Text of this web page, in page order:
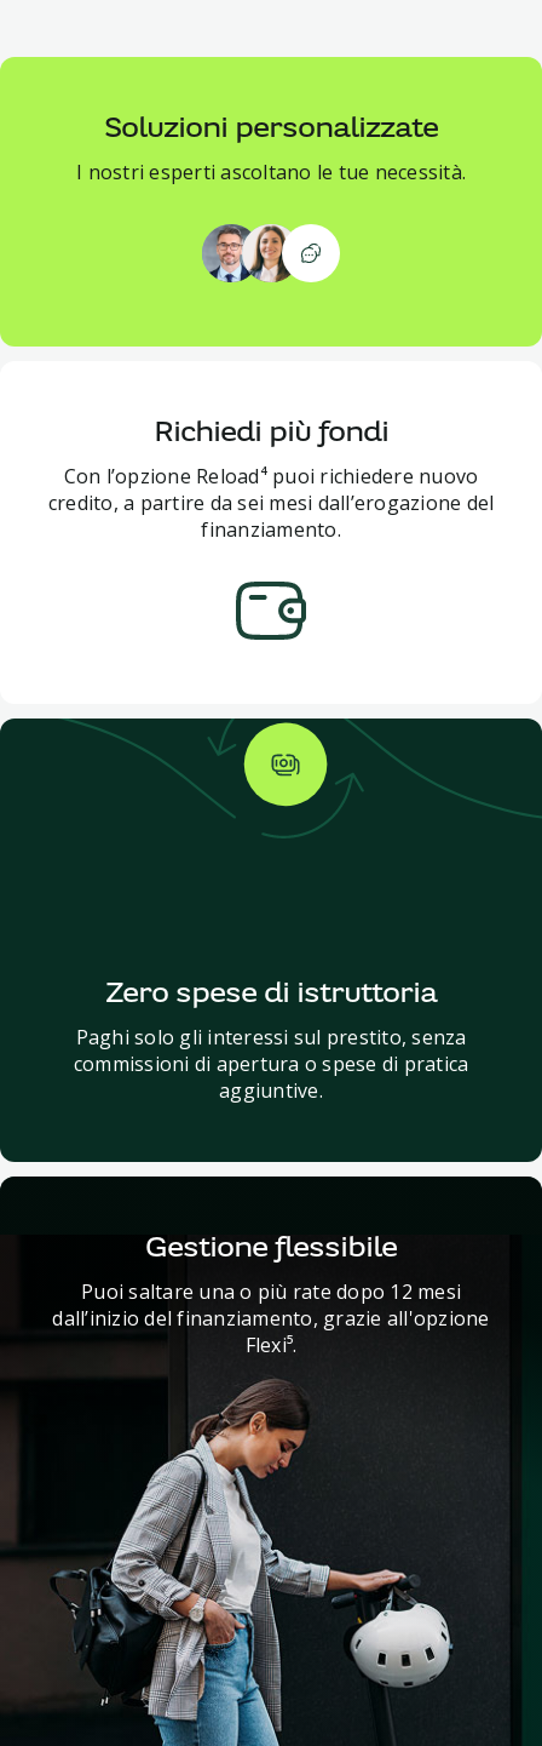
Soluzioni personalizzate
I nostri esperti ascoltano le tue necessità.
Richiedi più fondi
Con l’opzione Reload⁴ puoi richiedere nuovo
credito, a partire da sei mesi dall’erogazione del
finanziamento.
Zero spese di istruttoria
Paghi solo gli interessi sul prestito, senza
commissioni di apertura o spese di pratica
aggiuntive.
Gestione flessibile
Puoi saltare una o più rate dopo 12 mesi
dall’inizio del finanziamento, grazie all'opzione
Flexi⁵.